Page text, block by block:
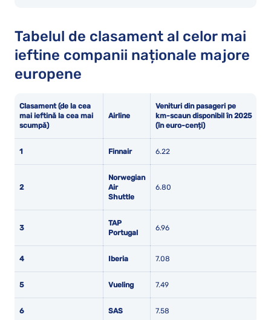
Tabelul de clasament al celor mai
ieftine companii naționale majore
europene
Clasament (de la cea
mai ieftină la cea mai
scumpă)
Airline
Venituri din pasageri pe
km-scaun disponibil în 2025
(în euro-cenți)
1 Finnair 6.22
2
Norwegian
Air
Shuttle
6.80
3
TAP
Portugal
6.96
4 Iberia 7.08
5 Vueling 7.49
6 SAS 7.58